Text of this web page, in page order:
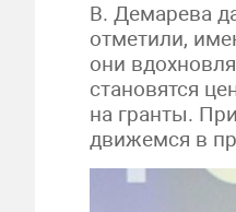
В. Демарева
отметили,
они
становятся
на гранты.
движемся в